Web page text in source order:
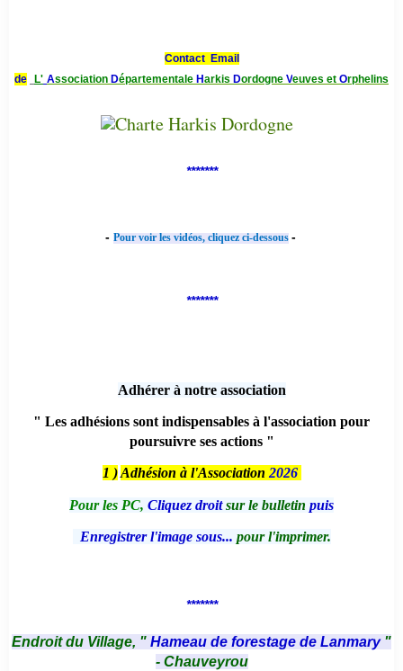
Contact Email
de L' Association Départementale Harkis Dordogne Veuves et Orphelins
*******
- Pour voir les vidéos, cliquez ci-dessous -
*******
Adhérer à notre association
" Les adhésions sont indispensables à l'association pour
poursuivre ses actions "
1 ) Adhésion à l'Association 2026
Pour les PC, Cliquez droitsur le bulletin puis
Enregistrer l'image sous... pour l'imprimer.
*******
Endroit du Village, " Hameau de forestage de Lanmary "
- Chauveyrou